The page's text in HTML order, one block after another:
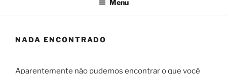
Menu
NADA ENCONTRADO
Aparentemente não pudemos encontrar o que você